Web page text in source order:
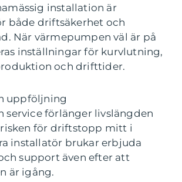
installation är
både driftsäkerhet och
När värmepumpen väl är på
inställningar för kurvlutning,
och drifttider.
uppföljning
service förlänger livslängden
för driftstopp mitt i
installatör brukar erbjuda
support även efter att
är igång.